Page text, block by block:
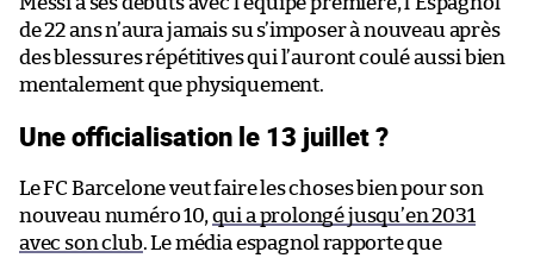
de 22 ans n’aura jamais su s’imposer à nouveau après
des blessures répétitives qui l’auront coulé aussi bien
mentalement que physiquement.
Une officialisation le 13 juillet ?
Le FC Barcelone veut faire les choses bien pour son
nouveau numéro 10, qui a prolongé jusqu’en 2031
avec son club. Le média espagnol rapporte que